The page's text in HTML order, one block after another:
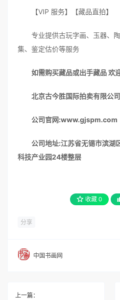
【VIP 服务】【藏品直拍】
专业提供古玩字画、玉器、
集、鉴定估价等服务
如需购买藏品或出手藏品 欢
北京古今胜国际拍卖有限公司
公司官网:www.gjspm.com
公司地址:江苏省无锡市滨湖
科技产业园24楼整层
收藏 0
分享
中国书画网
上一篇：